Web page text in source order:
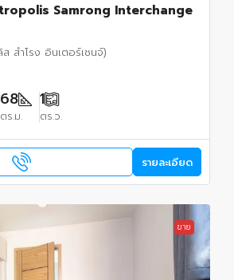
Samrong Interchange
ส สำโรง อินเตอร์เชนจ์)
68
ตร.ม.
1
ตร.ว.
รายละเอียด
ขาย